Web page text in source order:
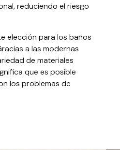
reduciendo el riesgo
elección para los baños
a las modernas
de materiales
que es posible
los problemas de